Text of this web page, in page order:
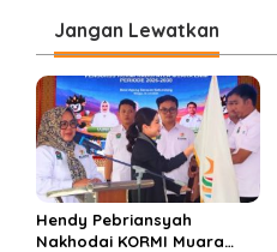
g
a
s
i
p
o
s
Jangan Lewatkan
Hendy Pebriansyah
Nakhodai KORMI Muara